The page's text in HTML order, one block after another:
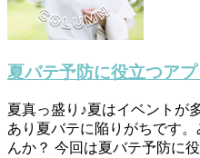
夏バテ予防に役立つアプ
夏真っ盛り♪夏はイベントが
あり夏バテに陥りがちです
んか？ 今回は夏バテ予防に